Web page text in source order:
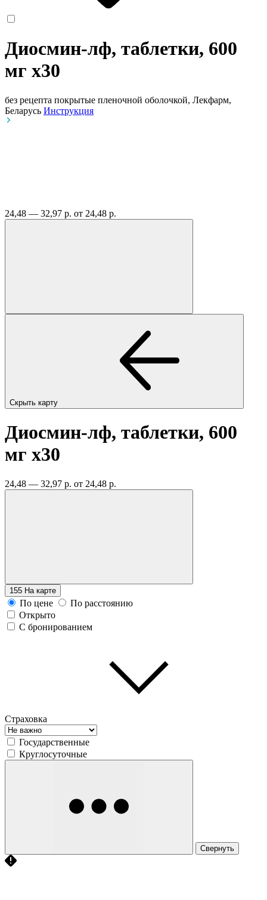
Диосмин-лф, таблетки, 600
мг x30
без рецепта покрытые пленочной оболочкой, Лекфарм,
Беларусь Инструкция
24,48 — 32,97 р. от 24,48 р.
Скрыть карту
Диосмин-лф, таблетки, 600
мг x30
24,48 — 32,97 р. от 24,48 р.
155 На карте
По цене
По расстоянию
Открыто
С бронированием
Страховка
Государственные
Круглосуточные
Свернуть